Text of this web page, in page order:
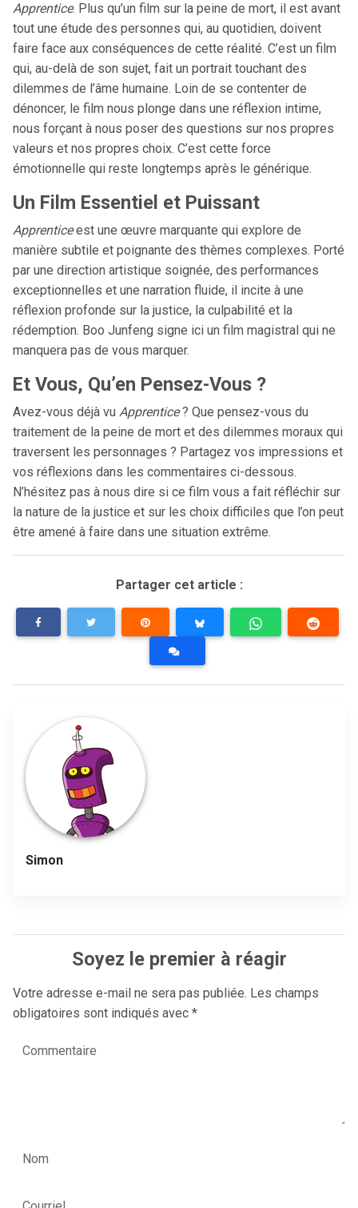
Apprentice. Plus qu’un film sur la peine de mort, il est avant
tout une étude des personnes qui, au quotidien, doivent
faire face aux conséquences de cette réalité. C’est un film
qui, au-delà de son sujet, fait un portrait touchant des
dilemmes de l’âme humaine. Loin de se contenter de
dénoncer, le film nous plonge dans une réflexion intime,
nous forçant à nous poser des questions sur nos propres
valeurs et nos propres choix. C’est cette force
émotionnelle qui reste longtemps après le générique.
Un Film Essentiel et Puissant
Apprenticeest une œuvre marquante qui explore de
manière subtile et poignante des thèmes complexes. Porté
par une direction artistique soignée, des performances
exceptionnelles et une narration fluide, il incite à une
réflexion profonde sur la justice, la culpabilité et la
rédemption. Boo Junfeng signe ici un film magistral qui ne
manquera pas de vous marquer.
Et Vous, Qu’en Pensez-Vous ?
Avez-vous déjà vu Apprentice? Que pensez-vous du
traitement de la peine de mort et des dilemmes moraux qui
traversent les personnages ? Partagez vos impressions et
vos réflexions dans les commentaires ci-dessous.
N’hésitez pas à nous dire si ce film vous a fait réfléchir sur
la nature de la justice et sur les choix difficiles que l’on peut
être amené à faire dans une situation extrême.
Partager cet article :
Simon
Soyez le premier à réagir
Votre adresse e-mail ne sera pas publiée. Les champs
obligatoires sont indiqués avec *
Commentaire
Nom